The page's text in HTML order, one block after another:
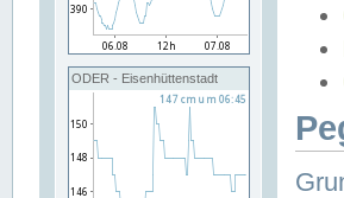
ODER - Eisenhüttenstadt